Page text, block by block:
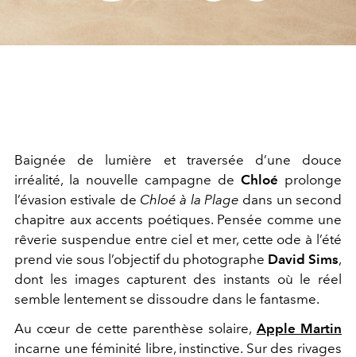
Baignée de lumière et traversée d’une douce
irréalité, la nouvelle campagne de Chloé prolonge
l’évasion estivale de Chloé à la Plage dans un second
chapitre aux accents poétiques. Pensée comme une
rêverie suspendue entre ciel et mer, cette ode à l’été
prend vie sous l’objectif du photographe David Sims,
dont les images capturent des instants où le réel
semble lentement se dissoudre dans le fantasme.
Au cœur de cette parenthèse solaire, Apple Martin
incarne une féminité libre, instinctive. Sur des rivages